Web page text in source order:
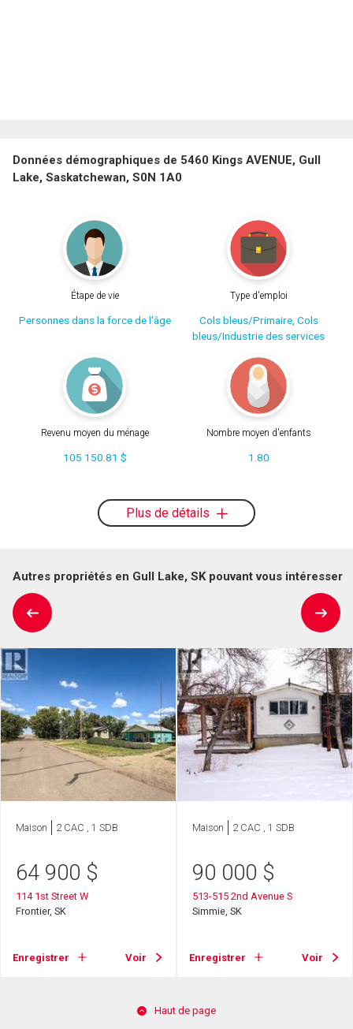
Données démographiques de 5460 Kings AVENUE, Gull
Lake, Saskatchewan, S0N 1A0
Étape de vie
Personnes dans la force de l'âge
Type d'emploi
Cols bleus/Primaire, Cols
bleus/Industrie des services
Revenu moyen du ménage
105 150.81 $
Nombre moyen d'enfants
1.80
Plus de détails
Autres propriétés en Gull Lake, SK pouvant vous intéresser
Maison 2 CAC , 1 SDB
64 900 $
114 1st Street W
Frontier, SK
Enregistrer Voir
Maison 2 CAC , 1 SDB
90 000 $
513-515 2nd Avenue S
Simmie, SK
Enregistrer Voir
Haut de page